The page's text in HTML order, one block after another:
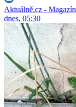
Aktuálně.cz - Magazín
dnes, 05:30